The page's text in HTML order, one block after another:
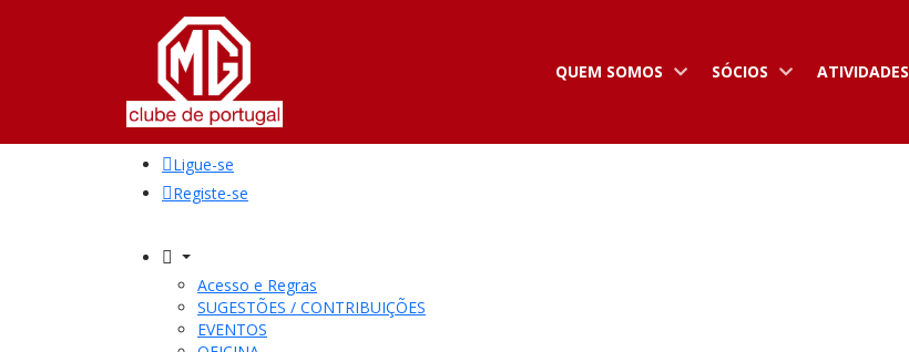
QUEM SOMOS SÓCIOS ATIVIDADES
Ligue-se
Registe-se
Acesso e Regras
SUGESTÕES / CONTRIBUIÇÕES
EVENTOS